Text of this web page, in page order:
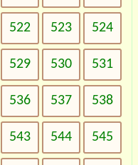
522 523 524
529 530 531
536 537 538
543 544 545